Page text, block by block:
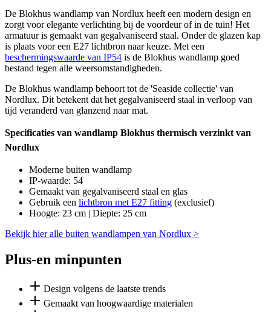
De Blokhus wandlamp van Nordlux heeft een modern design en
zorgt voor elegante verlichting bij de voordeur of in de tuin! Het
armatuur is gemaakt van gegalvaniseerd staal. Onder de glazen kap
is plaats voor een E27 lichtbron naar keuze. Met een
beschermingswaarde van IP54 is de Blokhus wandlamp goed
bestand tegen alle weersomstandigheden.
De Blokhus wandlamp behoort tot de 'Seaside collectie' van
Nordlux. Dit betekent dat het gegalvaniseerd staal in verloop van
tijd veranderd van glanzend naar mat.
Specificaties van wandlamp Blokhus thermisch verzinkt van
Nordlux
Moderne buiten wandlamp
IP-waarde: 54
Gemaakt van gegalvaniseerd staal en glas
Gebruik een lichtbron met E27 fitting (exclusief)
Hoogte: 23 cm | Diepte: 25 cm
Bekijk hier alle buiten wandlampen van Nordlux >
Plus-en minpunten
Design volgens de laatste trends
Gemaakt van hoogwaardige materialen